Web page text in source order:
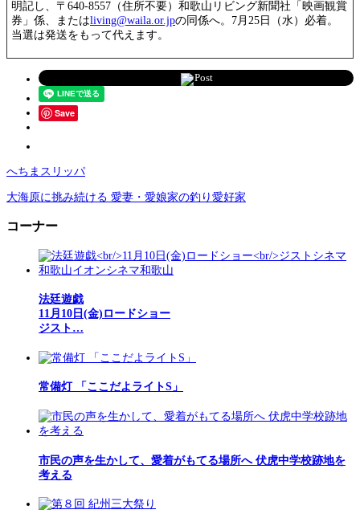
明記し、〒640-8557（住所不要）和歌山リビング新聞社「映画観賞
券」係、またはliving@waila.or.jpの同係へ。7月25日（水）必着。
当選は発送をもって代えます。
Post
Save
へちまスリッパ
大海原に挑み続ける 愛妻・愛娘家の釣り愛好家
コーナー
法廷遊戯
11月10日(金)ロードショー
ジスト…
常備灯 「ここだよライトS」
市民の声を生かして、愛着がもてる場所へ 伏虎中学校跡地を
考える